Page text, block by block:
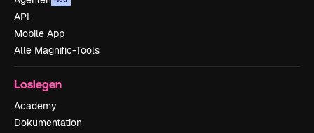
API
Mobile App
Alle Magnific-Tools
Loslegen
Academy
Dokumentation